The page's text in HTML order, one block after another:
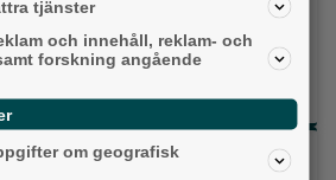
tre denna veckan
tjänster
och innehåll, reklam- och
forskning angående
om geografisk